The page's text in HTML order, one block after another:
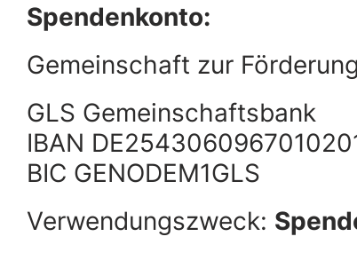
Spendenkonto:
Gemeinschaft zur
GLS Gemeinschaftsbank
IBAN
BIC GENODEM1GLS
Verwendungszweck: